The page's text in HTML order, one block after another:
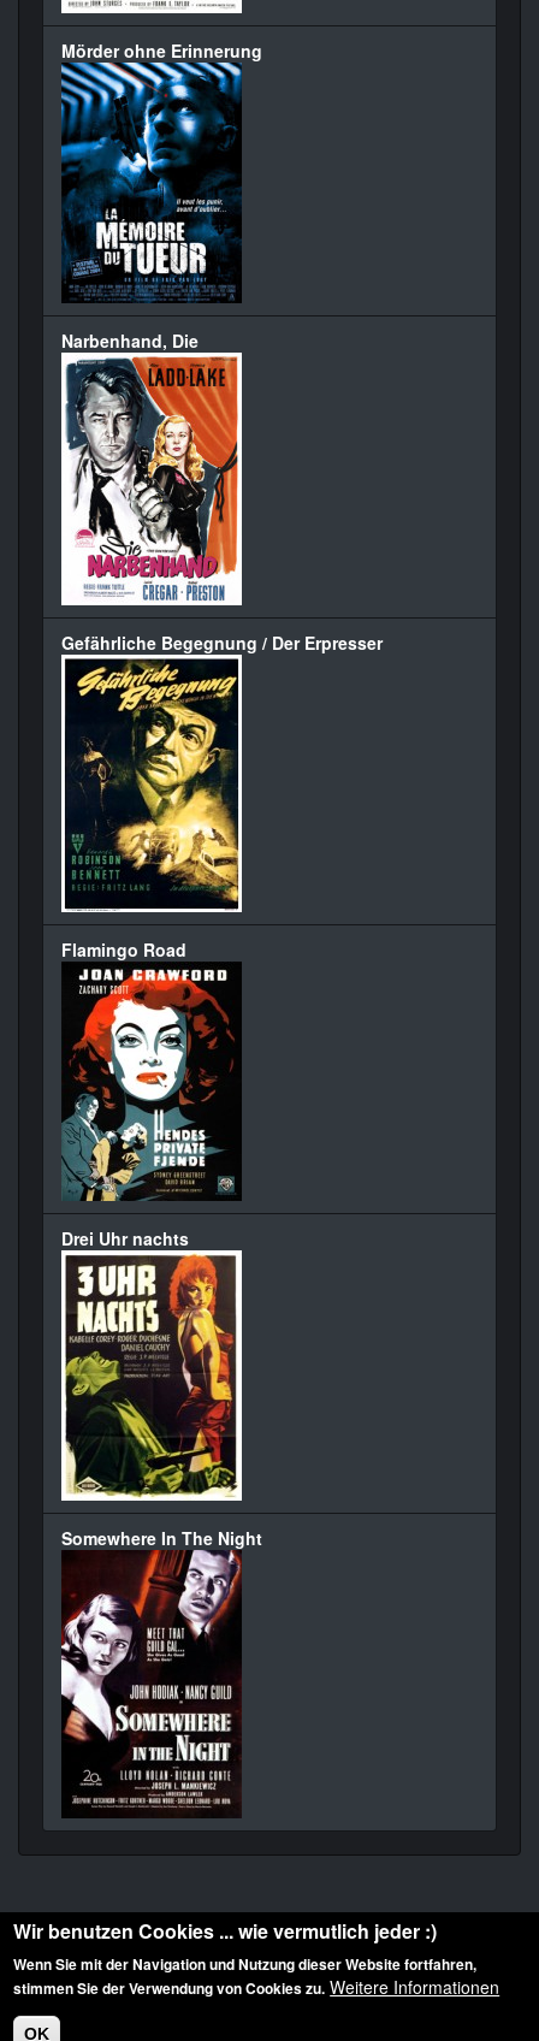
Mörder ohne Erinnerung
Narbenhand, Die
Gefährliche Begegnung / Der Erpresser
Flamingo Road
Drei Uhr nachts
Somewhere In The Night
Diese Website ist urheberrechtlich geschützt: © 2010-2026 der Film Noir de. Alle
Rechte vorbehalten.
Wir benutzen Cookies ... wie vermutlich jeder :)
Wenn Sie mit der Navigation und Nutzung dieser Website fortfahren,
stimmen Sie der Verwendung von Cookies zu. Weitere Informationen
OK